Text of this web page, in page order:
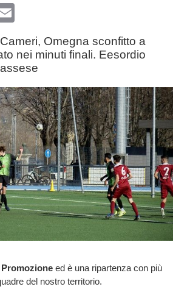
Email
Omegna sconfitto a
nei minuti finali. Eesordio
Promozioneed è una ripartenza con più
del nostro territorio.